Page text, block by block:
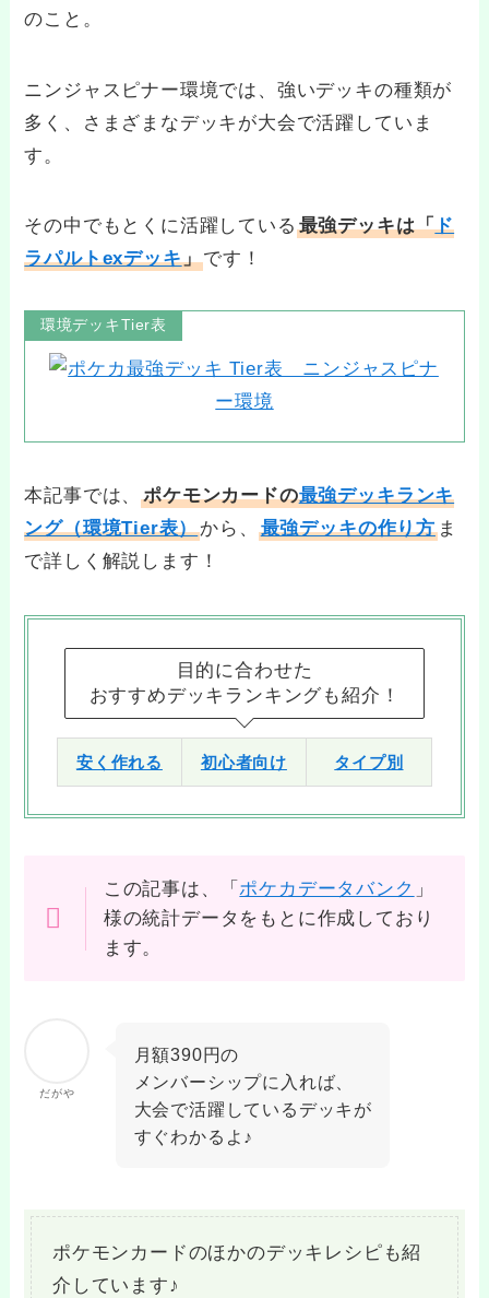
のこと。
ニンジャスピナー環境では、強いデッキの種類が
多く、さまざまなデッキが大会で活躍していま
す。
その中でもとくに活躍している 最強デッキは「ド
ラパルトexデッキ」です！
環境デッキTier表
本記事では、ポケモンカードの最強デッキランキ
ング（環境Tier表）から、 最強デッキの作り方ま
で詳しく解説します！
目的に合わせた
おすすめデッキランキングも紹介！
安く作れる 初心者向け タイプ別
この記事は、「ポケカデータバンク 」
様の統計データをもとに作成しており
ます。
だがや
月額390円の
メンバーシップに入れば、
大会で活躍しているデッキが
すぐわかるよ♪
ポケモンカードのほかのデッキレシピも紹
介しています♪